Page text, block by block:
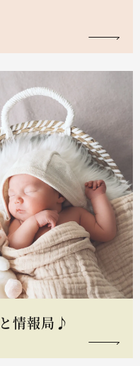
情報局♪